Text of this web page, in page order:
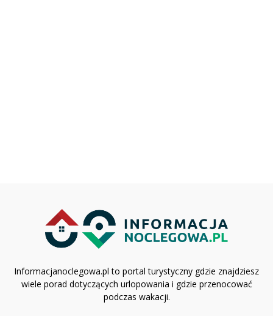
Informacjanoclegowa.pl to portal turystyczny gdzie znajdziesz
wiele porad dotyczących urlopowania i gdzie przenocować
podczas wakacji.